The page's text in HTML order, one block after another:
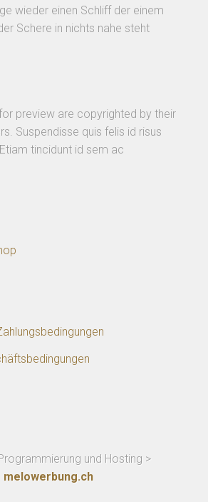
wieder einen Schliff der einem
Schere in nichts nahe steht
preview are copyrighted by their
Suspendisse quis felis id risus
tincidunt id sem ac
und Hosting >
melowerbung.ch